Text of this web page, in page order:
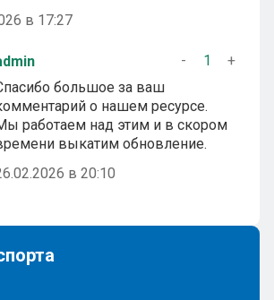
в 17:27
- 1
+
большое за ваш
о нашем ресурсе.
работаем над этим и в скором
выкатим обновление.
в 20:10